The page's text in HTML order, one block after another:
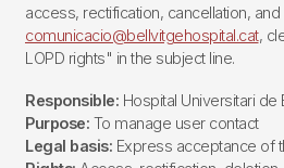
access, rectification, cancellation,
comunicacio@bellvitgehospital.cat,
LOPD rights" in the subject line.
Responsible: Hospital Universitari de
Purpose: To manage user contact
Legal basis: Express acceptance of